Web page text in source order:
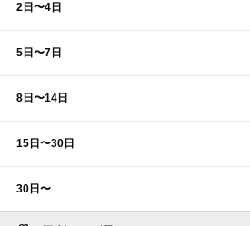
2日〜4日
5日〜7日
8日〜14日
15日〜30日
30日〜